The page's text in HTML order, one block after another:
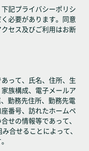
記プライバシーポリシ
必要があります。同意
セス及びご利用はお断
って、氏名、住所、生
族構成、電子メールア
勤務先住所、勤務先電
番号、訪れたホームペ
せの情報等であって、
合せることによって、